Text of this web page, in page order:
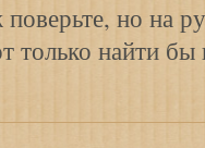
но на
только найти бы